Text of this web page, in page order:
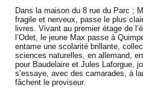
Dans la maison du 8 rue du Parc ;
fragile et nerveux, passe le plus
livres. Vivant au premier étage de
l’Odet, le jeune Max passe à
entame une scolarité brillante,
sciences naturelles, en allemand,
pour Baudelaire et Jules Laforgue,
s’essaye, avec des camarades, à
fâchent le proviseur.